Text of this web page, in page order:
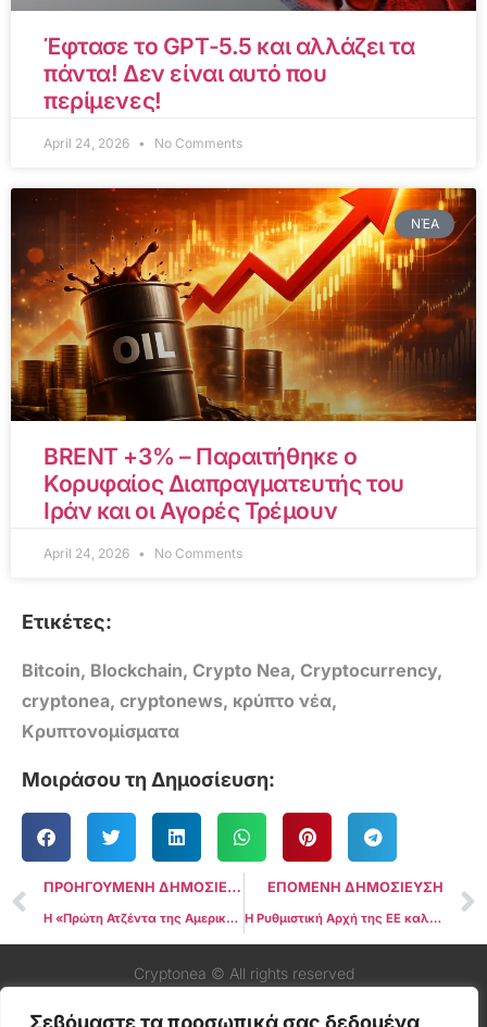
Σεβόμαστε τα προσωπικά σας δεδομένα
Έφτασε το GPT-5.5 και αλλάζει τα
πάντα! Δεν είναι αυτό που
περίμενες!
April 24, 2026 No Comments
ΝΈΑ
BRENT +3% – Παραιτήθηκε ο
Κορυφαίος Διαπραγματευτής του
Ιράν και οι Αγορές Τρέμουν
April 24, 2026 No Comments
Ετικέτες:
Bitcoin, Blockchain, Crypto Nea, Cryptocurrency,
cryptonea, cryptonews, κρύπτο νέα,
Κρυπτονομίσματα
Μοιράσου τη Δημοσίευση:
ΠΡΟΗΓΟΥΜΕΝΗ ΔΗΜΟΣΙΕΥΣΗ
Η «Πρώτη Ατζέντα της Αμερικής» του Τραμπ δεν κάνει καμία αναφορά σε Crypto ή Bitcoin
ΕΠΟΜΕΝΗ ΔΗΜΟΣΙΕΥΣΗ
Η Ρυθμιστική Αρχή της ΕΕ καλεί τις εταιρείες να περιορίσουν τα Stablecoins που δεν είναι συμβατά με το MiCA
Cryptonea © All rights reserved